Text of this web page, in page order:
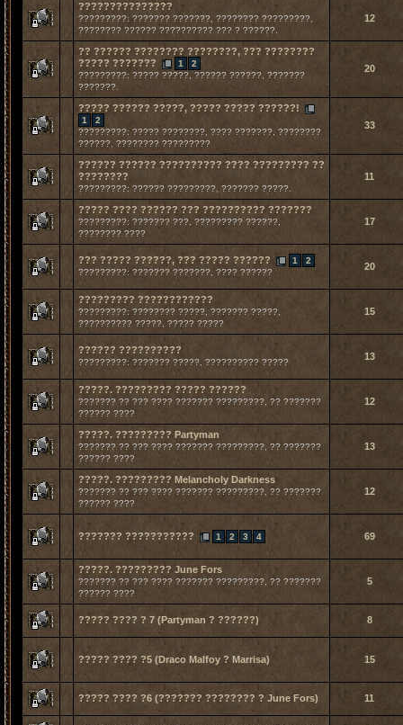
???????????????
?????????: ??????? ???????, ???????? ?????????,
???????? ?????? ?????????? ??? ? ??????.
12
?? ?????? ???????? ????????, ??? ????????
????? ???????
1
2
?????????: ????? ?????, ?????? ??????, ???????
???????.
20
????? ?????? ?????, ????? ????? ??????!
1
2
?????????: ????? ????????, ???? ???????, ????????
??????, ???????? ?????????
33
?????? ?????? ?????????? ???? ????????? ??
????????
?????????: ?????? ?????????, ??????? ?????.
11
????? ???? ?????? ??? ?????????? ???????
?????????: ??????? ???, ????????? ??????,
???????? ????
17
??? ????? ??????, ??? ????? ?????? 1
2
?????????: ??????? ???????, ???? ??????
20
????????? ????????????
?????????: ???????? ?????, ??????? ?????,
?????????? ?????, ????? ?????
15
?????? ??????????
?????????: ??????? ?????, ?????????? ?????
13
?????. ????????? ????? ??????
??????? ?? ??? ???? ??????? ?????????, ?? ???????
?????? ????
12
?????. ????????? Partyman
??????? ?? ??? ???? ??????? ?????????, ?? ???????
?????? ????
13
?????. ????????? Melancholy Darkness
??????? ?? ??? ???? ??????? ?????????, ?? ???????
?????? ????
12
??????? ??????????? 1 2 3 4 69
?????. ????????? June Fors
??????? ?? ??? ???? ??????? ?????????, ?? ???????
?????? ????
5
????? ???? ? 7 (Partyman ? ??????) 8
????? ???? ?5 (Draco Malfoy ? Marrisa) 15
????? ???? ?6 (??????? ???????? ? June Fors) 11